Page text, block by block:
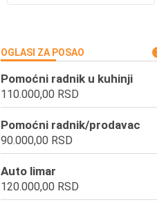
OGLASI ZA POSAO
Pomoćni radnik u kuhinji
110.000,00 RSD
Pomoćni radnik/prodavac
90.000,00 RSD
Auto limar
120.000,00 RSD